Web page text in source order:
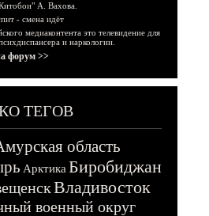
А. Вахова.
- смена идёт
медиаконтента это телевидение для
и наркологии.
форум >>
ТЕГОВ
область
Арктика Биробиджан
Владивосток
военный округ